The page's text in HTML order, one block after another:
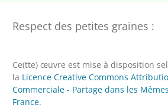
Respect des petites graines :
Ce(tte) œuvre est mise à disposition
la Licence Creative Commons
Commerciale - Partage dans les
France.